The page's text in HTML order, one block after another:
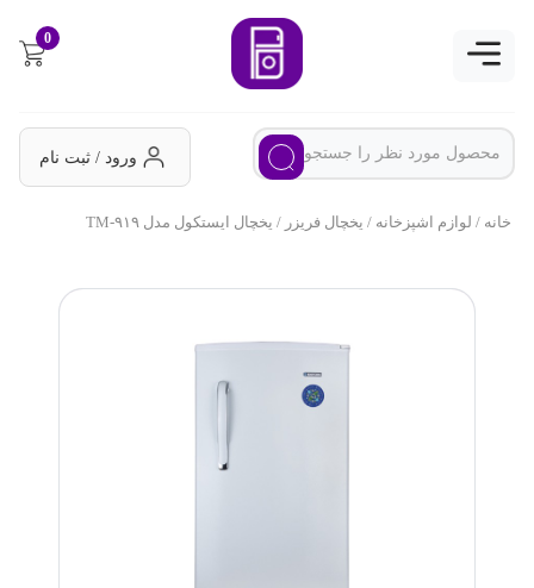
0
ورود / ثبت نام
خانه/ لوازم اشپزخانه/ یخچال فریزر / یخچال ایستکول مدل TM-۹۱۹